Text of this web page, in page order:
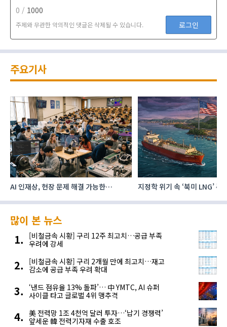
0 / 1000
주제와 무관한 악의적인 댓글은 삭제될 수 있습니다. 로그인
주요기사
AI 인재상, 현장 문제 해결 가능한
지정학 위기 속 ‘북미 LNG’
많이 본 뉴스
[비철금속 시황] 구리 12주 최고치…공급 부족
우려에 강세
[비철금속 시황] 구리 2개월 만에 최고치…재고
감소에 공급 부족 우려 확대
‘낸드 점유율 13% 돌파’… 中 YMTC, AI 슈퍼
사이클 타고 글로벌 4위 맹추격
美 전력망 1조 4천억 달러 투자…‘납기 경쟁력’
앞세운 韓 전력기자재 수출 호조